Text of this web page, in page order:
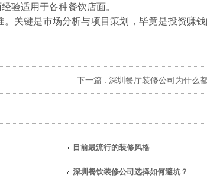
验适用于各种餐饮店面。
关键是市场分析与项目策划，毕竟是投资赚
下一篇 :深圳餐厅装修公司为什么
目前最流行的装修风格
深圳餐饮装修公司选择如何避坑？